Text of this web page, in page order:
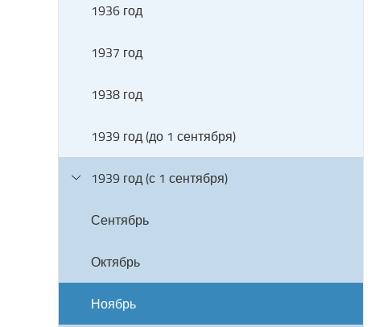
1936 год
1937 год
1938 год
1939 год (до 1 сентября)
1939 год (с 1 сентября)
Сентябрь
Октябрь
Ноябрь